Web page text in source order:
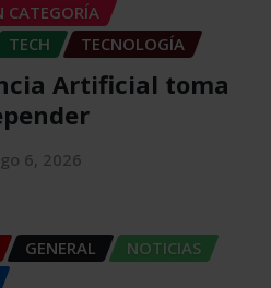
CATEGORÍA
TECH TECNOLOGÍA
Artificial toma
6, 2026
GENERAL
NOTICIAS